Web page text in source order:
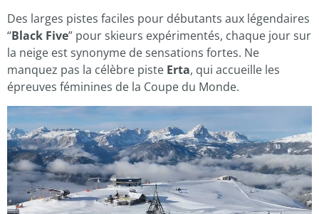
Des larges pistes faciles pour débutants aux légendaires
“Black Five” pour skieurs expérimentés, chaque jour sur
la neige est synonyme de sensations fortes. Ne
manquez pas la célèbre piste Erta, qui accueille les
épreuves féminines de la Coupe du Monde.